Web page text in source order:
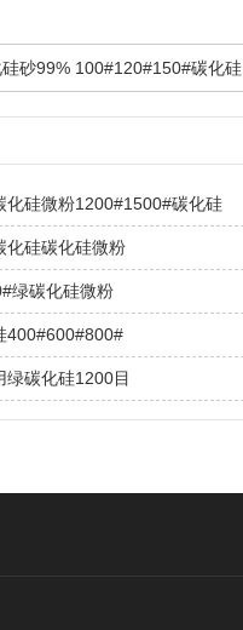
砂99% 100#120#150#碳化硅
化硅微粉1200#1500#碳化硅
化硅碳化硅微粉
绿碳化硅微粉
400#600#800#
绿碳化硅1200目